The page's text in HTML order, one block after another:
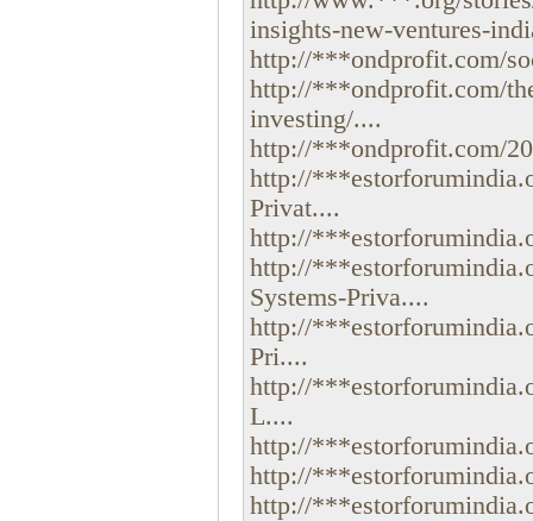
insights-new-ventures-
http://***ondprofit.com/
http://***ondprofit.com/
investing/....
http://***ondprofit.com/
http://
Privat....
http://
http://
Systems-Priva....
http://
Pri....
http://
L....
http://
http://
http://